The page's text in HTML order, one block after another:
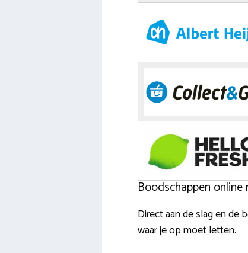
Boodschappen
Direct aan de slag en de
waar je op moet letten.